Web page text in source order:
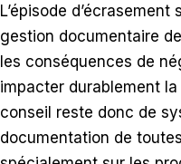
L’épisode
gestion documentaire de
les conséquences de
impacter durablement
conseil reste donc de
documentation de